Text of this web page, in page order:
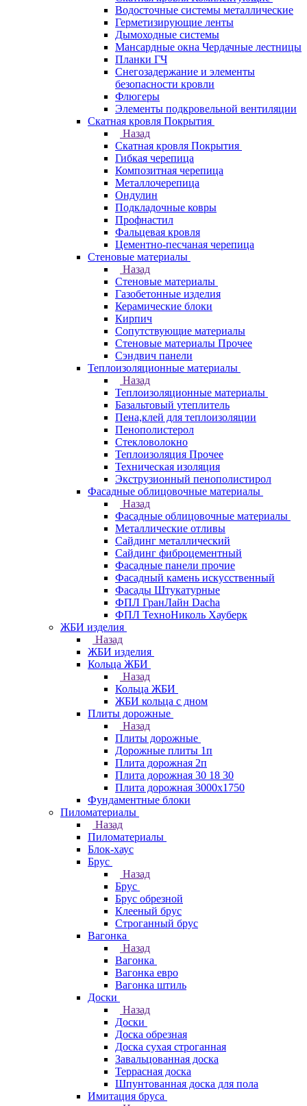
Водосточные системы металлические
Герметизирующие ленты
Дымоходные системы
Мансардные окна Чердачные лестницы
Планки ГЧ
Снегозадержание и элементы
безопасности кровли
Флюгеры
Элементы подкровельной вентиляции
Скатная кровля Покрытия
Назад
Скатная кровля Покрытия
Гибкая черепица
Композитная черепица
Металлочерепица
Ондулин
Подкладочные ковры
Профнастил
Фальцевая кровля
Цементно-песчаная черепица
Стеновые материалы
Назад
Стеновые материалы
Газобетонные изделия
Керамические блоки
Кирпич
Сопутствующие материалы
Стеновые материалы Прочее
Сэндвич панели
Теплоизоляционные материалы
Назад
Теплоизоляционные материалы
Базальтовый утеплитель
Пена,клей для теплоизоляции
Пенополистерол
Стекловолокно
Теплоизоляция Прочее
Техническая изоляция
Экструзионный пенополистирол
Фасадные облицовочные материалы
Назад
Фасадные облицовочные материалы
Металлические отливы
Сайдинг металлический
Сайдинг фиброцементный
Фасадные панели прочие
Фасадный камень искусственный
Фасады Штукатурные
ФПЛ ГранЛайн Dacha
ФПЛ ТехноНиколь Хауберк
ЖБИ изделия
Назад
ЖБИ изделия
Кольца ЖБИ
Назад
Кольца ЖБИ
ЖБИ кольца с дном
Плиты дорожные
Назад
Плиты дорожные
Дорожные плиты 1п
Плита дорожная 2п
Плита дорожная 30 18 30
Плита дорожная 3000х1750
Фундаментные блоки
Пиломатериалы
Назад
Пиломатериалы
Блок-хаус
Брус
Назад
Брус
Брус обрезной
Клееный брус
Строганный брус
Вагонка
Назад
Вагонка
Вагонка евро
Вагонка штиль
Доски
Назад
Доски
Доска обрезная
Доска сухая строганная
Завальцованная доска
Террасная доска
Шпунтованная доска для пола
Имитация бруса